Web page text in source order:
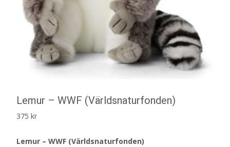
Lemur – WWF (Världsnaturfonden)
375 kr
Lemur – WWF (Världsnaturfonden)